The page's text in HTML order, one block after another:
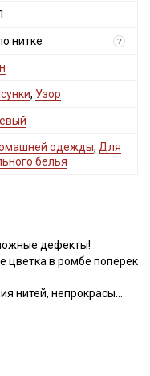
нитке ?
, Узор
одежды, Для
белья
дефекты!
цветка в ромбе поперек
нитей, непрокрасы
мелкие
Не вырезаем!
на узкие